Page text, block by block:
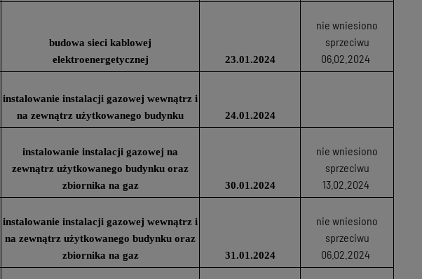
budowa sieci kablowej
elektroenergetycznej
23.01.2024
nie wniesiono
sprzeciwu
06.02.2024
instalowanie instalacji gazowej wewnątrz i
na zewnątrz użytkowanego budynku
24.01.2024
instalowanie instalacji gazowej na
zewnątrz użytkowanego budynku oraz
zbiornika na gaz
30.01.2024
nie wniesiono
sprzeciwu
13.02.2024
instalowanie instalacji gazowej wewnątrz i
na zewnątrz użytkowanego budynku oraz
zbiornika na gaz
31.01.2024
nie wniesiono
sprzeciwu
06.02.2024